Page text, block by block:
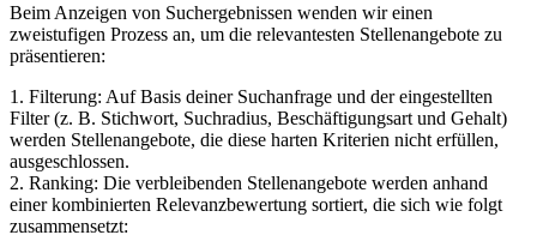
Beim Anzeigen von Suchergebnissen wenden wir einen
zweistufigen Prozess an, um die relevantesten Stellenangebote zu
präsentieren:
1. Filterung: Auf Basis deiner Suchanfrage und der eingestellten
Filter (z. B. Stichwort, Suchradius, Beschäftigungsart und Gehalt)
werden Stellenangebote, die diese harten Kriterien nicht erfüllen,
ausgeschlossen.
2. Ranking: Die verbleibenden Stellenangebote werden anhand
einer kombinierten Relevanzbewertung sortiert, die sich wie folgt
zusammensetzt: